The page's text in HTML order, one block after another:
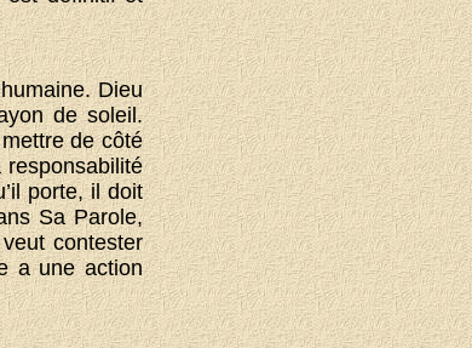
Dieu
de soleil.
de côté
porte, il doit
Sa Parole,
contester
a une action